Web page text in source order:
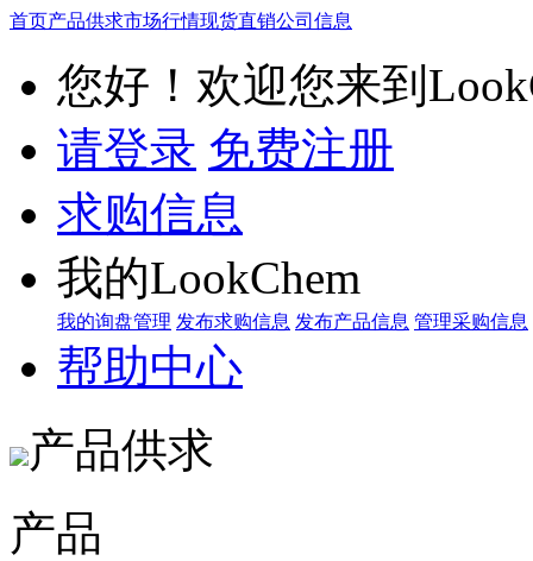
首页产品供求市场行情现货直销公司信息
您好！欢迎您来到
请登录 免费注册
求购信息
我的LookChem
我的询盘管理 发布求购信息 发布产品信息 管理采购信息
帮助中心
产品供求
产品